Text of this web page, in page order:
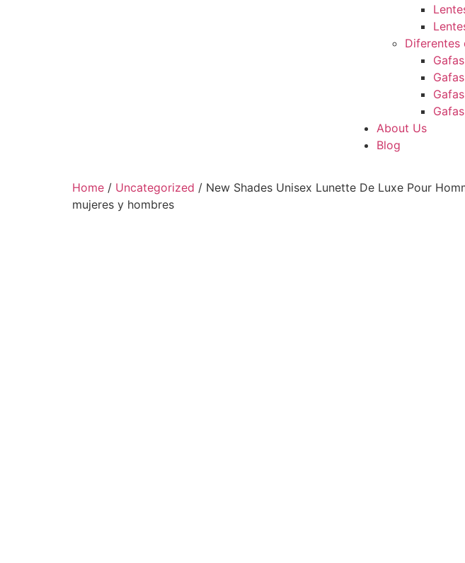
Diferentes
About Us
Blog
Home / Uncategorized / New Shades Unisex Lunette De Luxe Pour
mujeres y hombres